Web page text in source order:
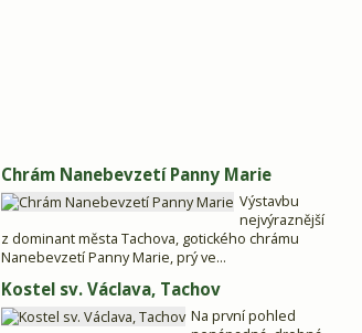
Chrám Nanebevzetí Panny Marie
Výstavbu
nejvýraznější
z dominant města Tachova, gotického chrámu
Nanebevzetí Panny Marie, prý ve...
Kostel sv. Václava, Tachov
Na první pohled